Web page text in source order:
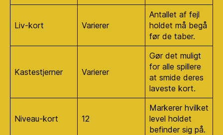
Liv-kort Varierer
Antallet af fejl
holdet må begå
før de taber.
Kastestjerner Varierer
Gør det muligt
for alle spillere
at smide deres
laveste kort.
Niveau-kort 12
Markerer hvilket
level holdet
befinder sig på.